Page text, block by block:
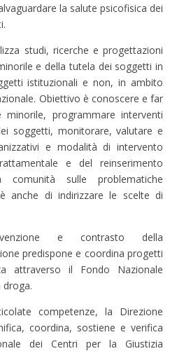
la salute psicofisica dei
studi, ricerche e progettazioni
e della tutela dei soggetti in
istituzionali e non, in ambito
Obiettivo è conoscere e far
minorile, programmare interventi
soggetti, monitorare, valutare e
e modalità di intervento
e del reinserimento
comunità sulle problematiche
anche di indirizzare le scelte di
e contrasto della
predispone e coordina progetti
attraverso il Fondo Nazionale
droga.
competenze, la Direzione
coordina, sostiene e verifica
dei Centri per la Giustizia